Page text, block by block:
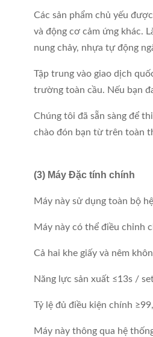
Các sản phẩm chủ yếu
và động cơ cảm ứng khác.
nung chảy, nhựa tự động
Tập trung vào giao dịch
trường toàn cầu. Nếu bạn
Chúng tôi đã sẵn sàng để
chào đón bạn từ trên toàn
(3) Máy Đặc tính chính
Máy này sử dụng toàn bộ
Máy này có thể điều chỉnh
Cả hai khe giấy và nêm
Năng lực sản xuất ≤13s /
Tỷ lệ đủ điều kiện chính
Máy này thông qua hệ